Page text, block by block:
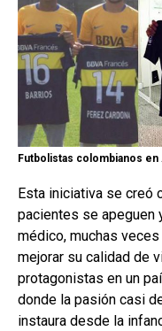
Futbolistas colombianos en
Esta iniciativa se creó
pacientes se
médico, muchas
mejorar su calidad de
protagonistas en un
donde la pasión casi
instaura desde la